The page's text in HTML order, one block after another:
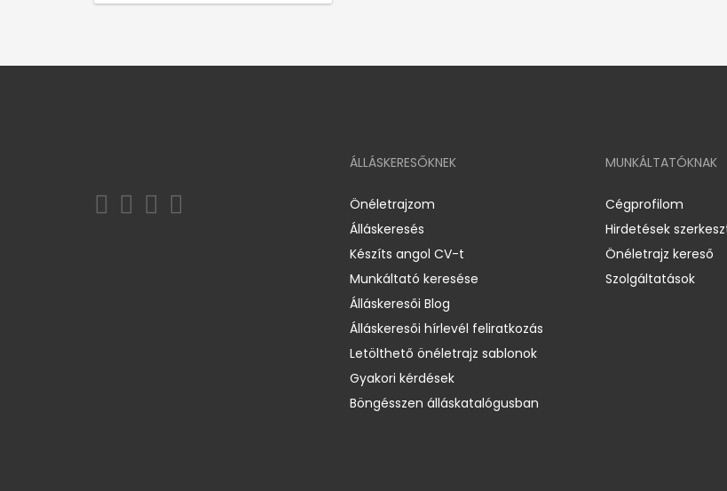
ÁLLÁSKERESŐKNEK
Önéletrajzom
Álláskeresés
Készíts angol CV-t
Munkáltató keresése
Álláskeresői Blog
Álláskeresői hírlevél feliratkozás
Letölthető önéletrajz sablonok
Gyakori kérdések
Böngésszen álláskatalógusban
MUNKÁLTATÓKNAK
Cégprofilom
Hirdetések
Önéletrajz kereső
Szolgáltatások